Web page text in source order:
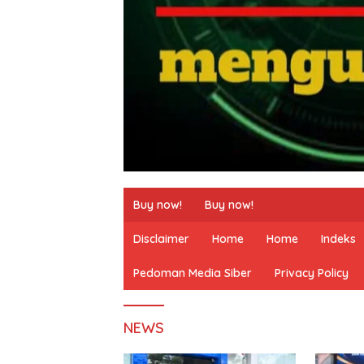
Buy now! Buy now!
Disclaimer Home Home Indeks
Pedoman Media Siber Privacy Policy
NEWS